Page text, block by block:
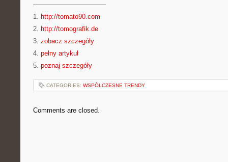
———————————
1. http://tomato90.com
2. http://tomografik.de
3. zobacz szczegóły
4. pełny artykuł
5. poznaj szczegóły
CATEGORIES: WSPÓŁCZESNE TRENDY
Comments are closed.